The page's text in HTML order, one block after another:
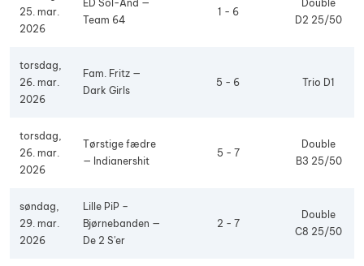
25. mar.
2026
ED Sol-And —
Team 64
1 - 6
Double
D2 25/50
torsdag,
26. mar.
2026
Fam. Fritz —
Dark Girls
5 - 6 Trio D1
torsdag,
26. mar.
2026
Tørstige fædre
— Indianershit
5 - 7
Double
B3 25/50
søndag,
29. mar.
2026
Lille PiP –
Bjørnebanden —
De 2 S'er
2 - 7
Double
C8 25/50